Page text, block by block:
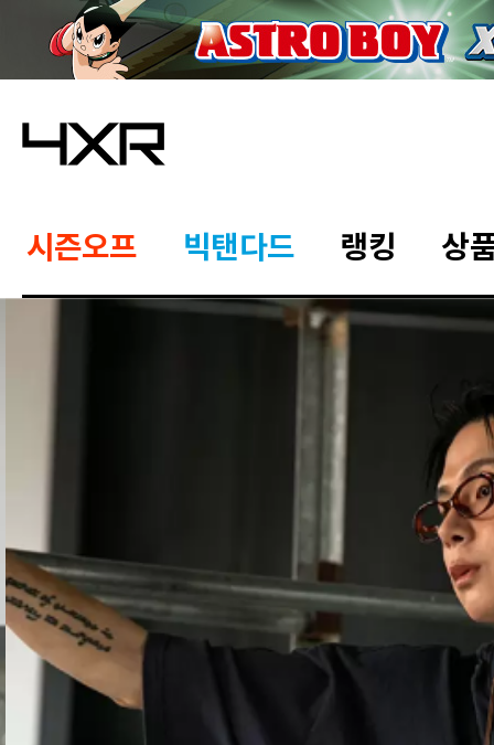
시즌오프 빅탠다드 랭킹 상